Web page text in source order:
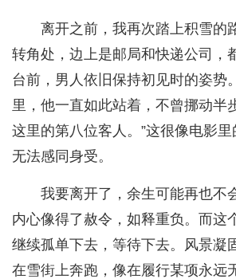
离开之前，我再次踏上积雪的
转角处，边上是邮局和快递公司，
台前，男人依旧保持初见时的姿势
里，他一直如此站着，不曾挪动半
这里的第八位客人。”这很像电影
无法感同身受。
我要离开了，余生可能再也不
内心像得了赦令，如释重负。而这
继续孤单下去，等待下去。风景凝
在雪街上奔跑，像在履行某项永远